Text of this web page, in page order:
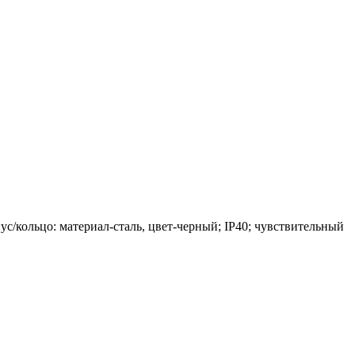
материал-сталь, цвет-черный; IP40; чувствительный